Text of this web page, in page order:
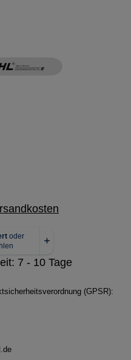
7 - 10 Tage
(GPSR):